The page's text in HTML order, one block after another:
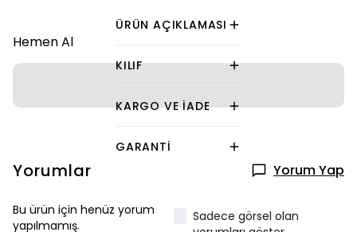
Hemen Al
ÜRÜN AÇIKLAMASI
KILIF
KARGO VE İADE
GARANTI
Yorumlar Yorum Yap
Bu ürün için henüz yorum
yapılmamış.
Sadece görsel olan